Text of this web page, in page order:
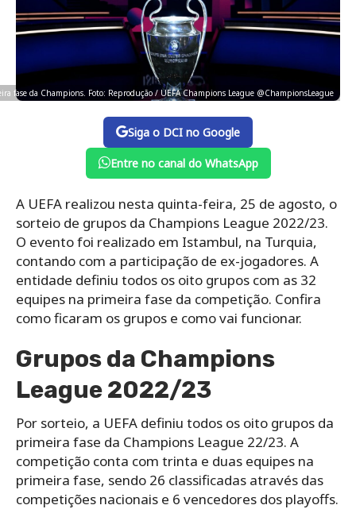
fase da Champions. Foto: Reprodução / UEFA Champions League @ChampionsLeague
Siga o DCI no Google
Entre no canal do WhatsApp
A UEFA realizou nesta quinta-feira, 25 de agosto, o
sorteio de grupos da Champions League 2022/23.
O evento foi realizado em Istambul, na Turquia,
contando com a participação de ex-jogadores. A
entidade definiu todos os oito grupos com as 32
equipes na primeira fase da competição. Confira
como ficaram os grupos e como vai funcionar.
Grupos da Champions
League 2022/23
Por sorteio, a UEFA definiu todos os oito grupos da
primeira fase da Champions League 22/23. A
competição conta com trinta e duas equipes na
primeira fase, sendo 26 classificadas através das
competições nacionais e 6 vencedores dos playoffs.